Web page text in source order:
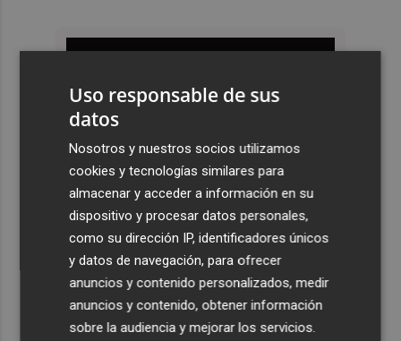
Uso responsable de sus
datos
Nosotros y nuestros socios utilizamos
cookies y tecnologías similares para
almacenar y acceder a información en su
dispositivo y procesar datos personales,
como su dirección IP, identificadores únicos
y datos de navegación, para ofrecer
anuncios y contenido personalizados, medir
anuncios y contenido, obtener información
sobre la audiencia y mejorar los servicios.